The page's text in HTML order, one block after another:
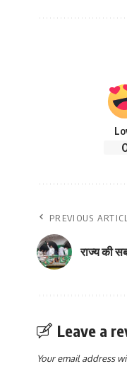
PREVIOUS
राज्य की
Leave a
Your email address